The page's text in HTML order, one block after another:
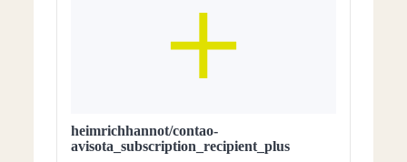
heimrichhannot/contao-
avisota_subscription_recipient_plus